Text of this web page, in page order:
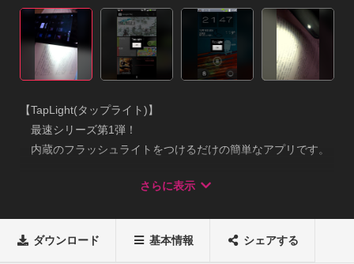
【TapLight(タップライト)】
最速シリーズ第1弾！
内蔵のフラッシュライトをつけるだけの簡単なアプリです。
１タップのみで使えるようとことんシンプルな設計にしてあ
-アプリ起動：LEDライト点灯
さらに表示
ダウンロード 基本情報 シェアする